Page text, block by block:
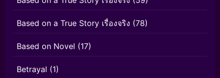
Based on a True Story เรื่องจริง (78)
Based on Novel (17)
Betrayal (1)